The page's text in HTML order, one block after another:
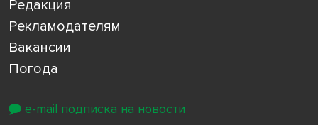
Редакция
Рекламодателям
Вакансии
Погода
e-mail подписка на новости